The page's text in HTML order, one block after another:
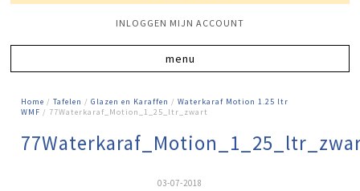
INLOGGEN MIJN ACCOUNT
Home /Tafelen /Glazen en Karaffen /Waterkaraf Motion 1.25 ltr
WMF / 77Waterkaraf_Motion_1_25_ltr_zwart
03-07-2018